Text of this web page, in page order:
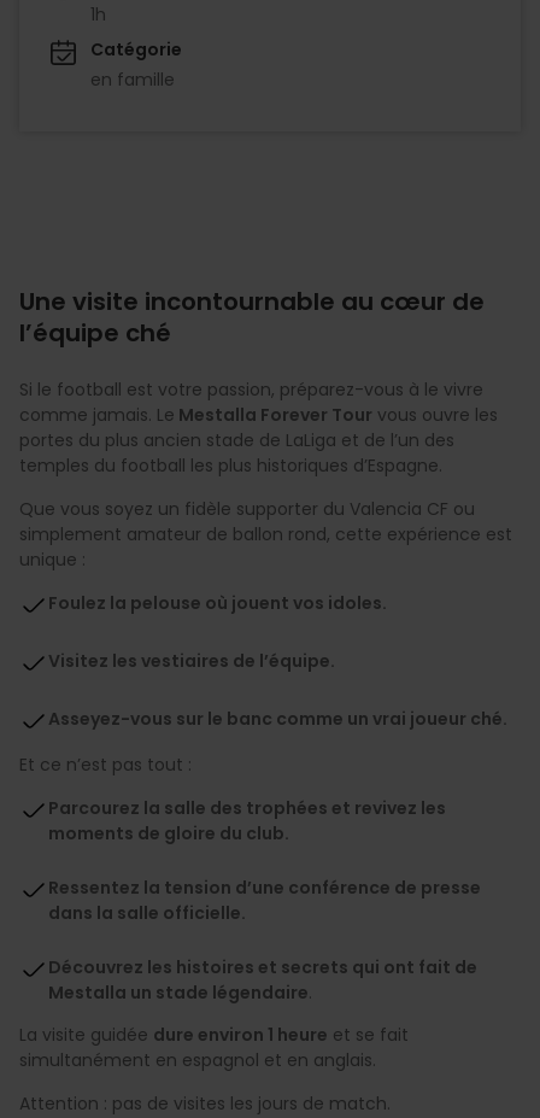
1h
Catégorie
en famille
Une visite incontournable au cœur de
l’équipe ché
Si le football est votre passion, préparez-vous à le vivre
comme jamais. Le Mestalla Forever Tour vous ouvre les
portes du plus ancien stade de LaLiga et de l’un des
temples du football les plus historiques d’Espagne.
Que vous soyez un fidèle supporter du Valencia CF ou
simplement amateur de ballon rond, cette expérience est
unique :
Foulez la pelouse où jouent vos idoles.
Visitez les vestiaires de l’équipe.
Asseyez-vous sur le banc comme un vrai joueur ché.
Et ce n’est pas tout :
Parcourez la salle des trophées et revivez les
moments de gloire du club.
Ressentez la tension d’une conférence de presse
dans la salle officielle.
Découvrez les histoires et secrets qui ont fait de
Mestalla un stade légendaire.
La visite guidée dure environ 1 heure et se fait
simultanément en espagnol et en anglais.
Attention : pas de visites les jours de match.